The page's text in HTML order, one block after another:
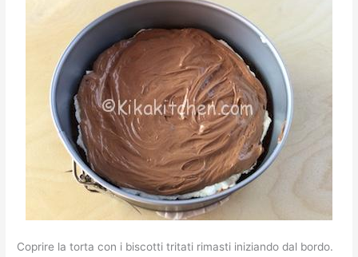
Coprire la torta con i biscotti tritati rimasti iniziando dal bordo.